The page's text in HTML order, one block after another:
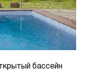
бассейн